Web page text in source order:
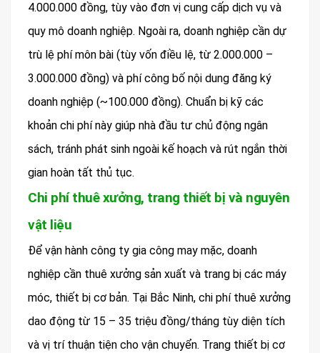
4.000.000 đồng, tùy vào đơn vị cung cấp dịch vụ và
quy mô doanh nghiệp. Ngoài ra, doanh nghiệp cần dự
trù lệ phí môn bài (tùy vốn điều lệ, từ 2.000.000 –
3.000.000 đồng) và phí công bố nội dung đăng ký
doanh nghiệp (~100.000 đồng). Chuẩn bị kỹ các
khoản chi phí này giúp nhà đầu tư chủ động ngân
sách, tránh phát sinh ngoài kế hoạch và rút ngắn thời
gian hoàn tất thủ tục.
Chi phí thuê xưởng, trang thiết bị và nguyên
vật liệu
Để vận hành công ty gia công may mặc, doanh
nghiệp cần thuê xưởng sản xuất và trang bị các máy
móc, thiết bị cơ bản. Tại Bắc Ninh, chi phí thuê xưởng
dao động từ 15 – 35 triệu đồng/tháng tùy diện tích
và vị trí thuận tiện cho vận chuyển. Trang thiết bị cơ